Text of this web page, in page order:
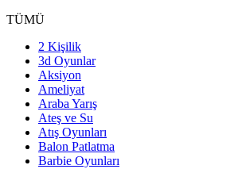
TÜMÜ
2 Kişilik
3d Oyunlar
Aksiyon
Ameliyat
Araba Yarış
Ateş ve Su
Atış Oyunları
Balon Patlatma
Barbie Oyunları